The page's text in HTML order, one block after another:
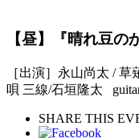
【昼】『晴れ豆の
［出演］永山尚太 /
唄 三線/石垣隆太
SHARE THIS